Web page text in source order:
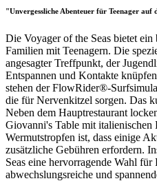
"Unvergessliche Abenteuer für Teenager auf
Die Voyager of the Seas bietet
Familien mit Teenagern. Die
angesagter Treffpunkt, der
Entspannen und Kontakte
stehen der FlowRider®-
die für Nervenkitzel sorgen. Das
Neben dem Hauptrestaurant
Giovanni's Table mit
Wermutstropfen ist, dass einige
zusätzliche Gebühren erfordern.
Seas eine hervorragende Wahl
abwechslungsreiche und